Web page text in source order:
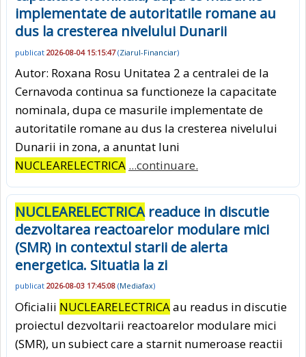
implementate de autoritatile romane au
dus la cresterea nivelului Dunarii
publicat 2026-08-04 15:15:47(Ziarul-Financiar)
Autor: Roxana Rosu Unitatea 2 a centralei de la
Cernavoda continua sa functioneze la capacitate
nominala, dupa ce masurile implementate de
autoritatile romane au dus la cresterea nivelului
Dunarii in zona, a anuntat luni
NUCLEARELECTRICA ...continuare.
NUCLEARELECTRICAreaduce in discutie
dezvoltarea reactoarelor modulare mici
(SMR) in contextul starii de alerta
energetica. Situatia la zi
publicat 2026-08-03 17:45:08 (Mediafax)
Oficialii NUCLEARELECTRICAau readus in discutie
proiectul dezvoltarii reactoarelor modulare mici
(SMR), un subiect care a starnit numeroase reactii